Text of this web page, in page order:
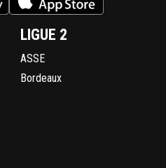
LIGUE 2
ASSE
Bordeaux